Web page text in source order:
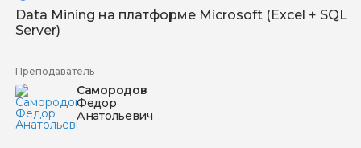
Data Mining на платформе Microsoft (Excel + SQL
Server)
Преподаватель
Самородов
Федор
Анатольевич